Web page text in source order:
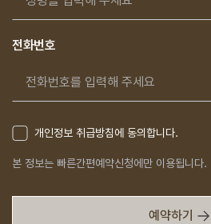
전화번호
개인정보 취급방침에 동의합니다.
본 정보는 빠른간편예약신청에만 이용됩니다.
예약하기